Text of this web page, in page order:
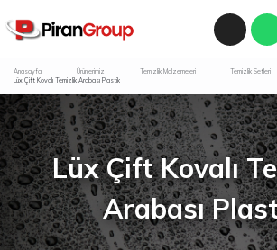
Lüx Çift Kovalı
Arabası
Anasayfa Ürünlerimiz Temizlik Malzemeleri
Temizlik Setleri
Lüx Çift Kovalı Temizlik Arabası Plastik